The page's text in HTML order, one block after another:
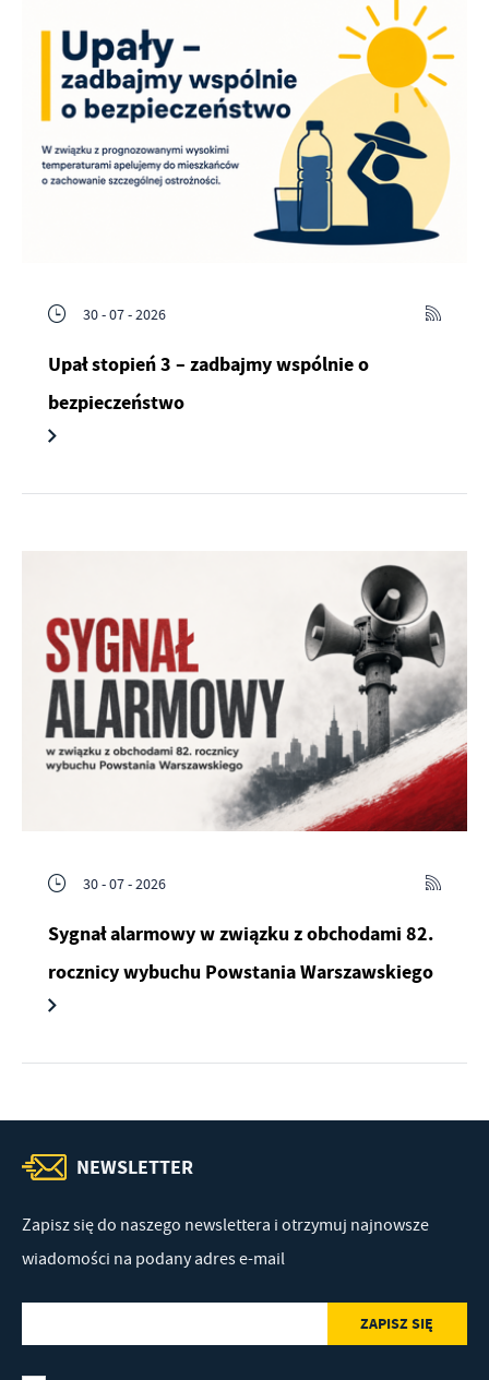
30 - 07 - 2026
Upał stopień 3 – zadbajmy wspólnie o
bezpieczeństwo
30 - 07 - 2026
Sygnał alarmowy w związku z obchodami 82.
rocznicy wybuchu Powstania Warszawskiego
NEWSLETTER
Zapisz się do naszego newslettera i otrzymuj najnowsze
wiadomości na podany adres e-mail